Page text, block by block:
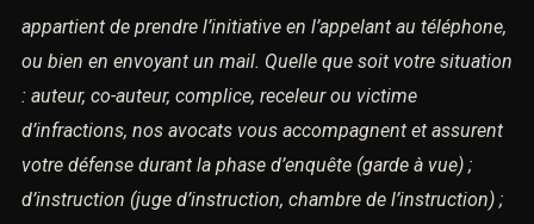
Pour conclure, Pourtant, Premièrement, Prenons le cas
de, Puis, puisque, Qui plus est, Selon, Suivant, Tandis que,
touchant à, Tout d’abord,
TOUTEFOIS,
troisièmementet ensuite, Une fois de plus, et puis, et